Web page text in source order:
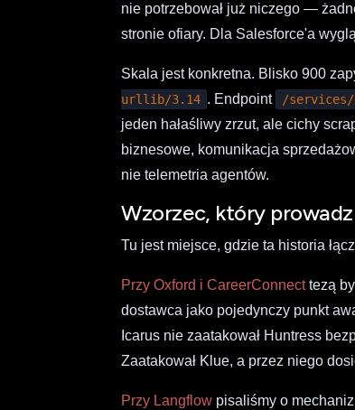
nie potrzebował już niczego —
stronie ofiary. Dla Salesforce'a
Skala jest konkretna. Blisko 900
urllib/3.14 . Endpoint /services/
jeden hałaśliwy zrzut, ale cichy
biznesowe, komunikacja
nie telemetria agentów.
Wzorzec, który
Tu jest miejsce, gdzie ta historia
Przy Oxford i CareerConnecttezą
dostawca jako pojedynczy punkt
Icarus nie zaatakował Huntress
Zaatakował Klue, a przez niego
Przy Langflow pisaliśmy o